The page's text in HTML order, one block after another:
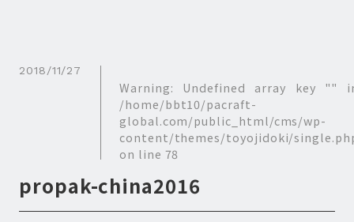
2018/11/27
Warning: Undefined array key ""
/home/bbt10/pacraft-
global.com/public_html/cms/wp-
content/themes/toyojidoki/
on line 78
propak-china2016